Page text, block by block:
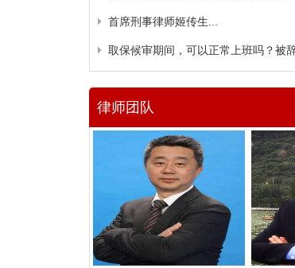
首席刑事律师姬传生...
取保候审期间，可以正常上班吗？被
律师团队